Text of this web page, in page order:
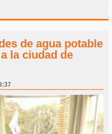
de agua potable
la ciudad de